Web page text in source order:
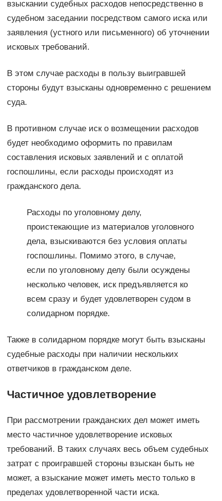
взыскании судебных расходов непосредственно в
судебном заседании посредством самого иска или
заявления (устного или письменного) об уточнении
исковых требований.
В этом случае расходы в пользу выигравшей
стороны будут взысканы одновременно с решением
суда.
В противном случае иск о возмещении расходов
будет необходимо оформить по правилам
составления исковых заявлений и с оплатой
госпошлины, если расходы происходят из
гражданского дела.
Расходы по уголовному делу,
проистекающие из материалов уголовного
дела, взыскиваются без условия оплаты
госпошлины. Помимо этого, в случае,
если по уголовному делу были осуждены
несколько человек, иск предъявляется ко
всем сразу и будет удовлетворен судом в
солидарном порядке.
Также в солидарном порядке могут быть взысканы
судебные расходы при наличии нескольких
ответчиков в гражданском деле.
Частичное удовлетворение
При рассмотрении гражданских дел может иметь
место частичное удовлетворение исковых
требований. В таких случаях весь объем судебных
затрат с проигравшей стороны взыскан быть не
может, а взыскание может иметь место только в
пределах удовлетворенной части иска.